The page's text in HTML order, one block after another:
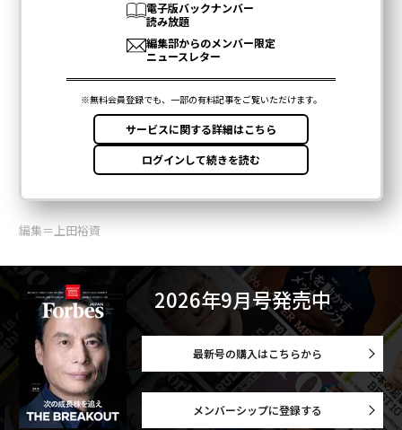
編集＝上田裕資
2026年9月号発売中
最新号の購入はこちらから
メンバーシップに登録する